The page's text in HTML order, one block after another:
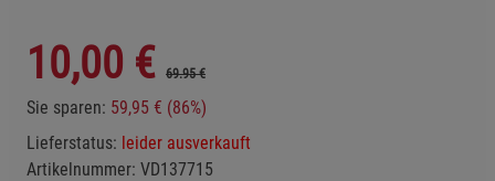
10,00 € 69.95 €
Sie sparen: 59,95 € (86%)
Lieferstatus: leider ausverkauft
Artikelnummer: VD137715